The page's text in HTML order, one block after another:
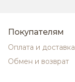
Покупателям
Оплата и доставка
Обмен и возврат